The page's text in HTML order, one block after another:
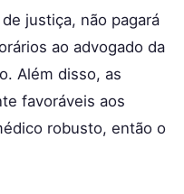
justiça, não pagará
ao advogado da
Além disso, as
favoráveis aos
robusto, então o